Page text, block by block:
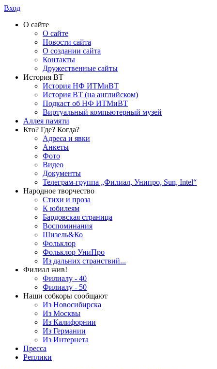
Вход
О сайте
О сайте
Новости сайта
О создании сайта
Контакты
Дружественные сайты
История ВТ
История НФ ИТМиВТ
История ВТ (на английском)
Подкаст об НФ ИТМиВТ
Виртуальный компьютерный музей
Аллея памяти
Кто? Где? Когда?
Адреса и явки
Анкеты
Фото
Видео
Документы
Телеграм-группа „Филиал, Унипро, Sun, Intel“
Народное творчество
Стихи и проза
К юбилеям
Бардовская страница
Воспоминания
Шизель&Ко
Фольклор
Фольклор УниПро
Из дальних странствий...
Филиал жив!
Филиалу - 40
Филиалу - 50
Наши собкоры сообщают
Из Новосибирска
Из Москвы
Из Калифорнии
Из Германии
Из Интернета
Пресса
Реплики